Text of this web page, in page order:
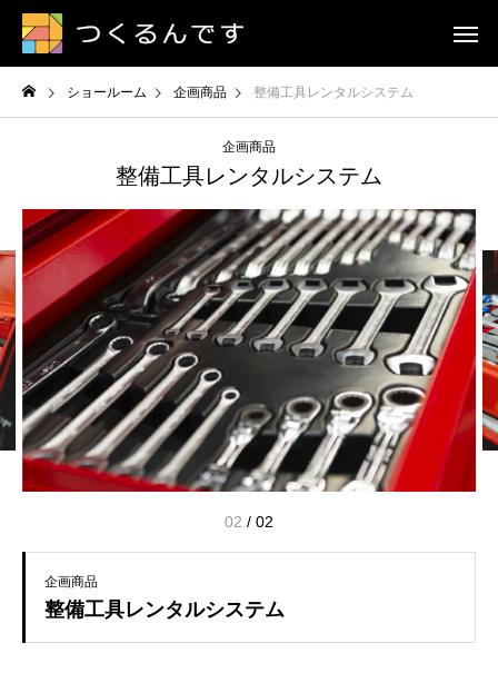
ショールーム 企画商品 整備工具レンタルシステム
企画商品
整備工具レンタルシステム
02 / 02
企画商品
整備工具レンタルシステム